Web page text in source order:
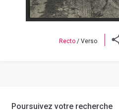
Recto / Verso
Poursuivez votre recherche